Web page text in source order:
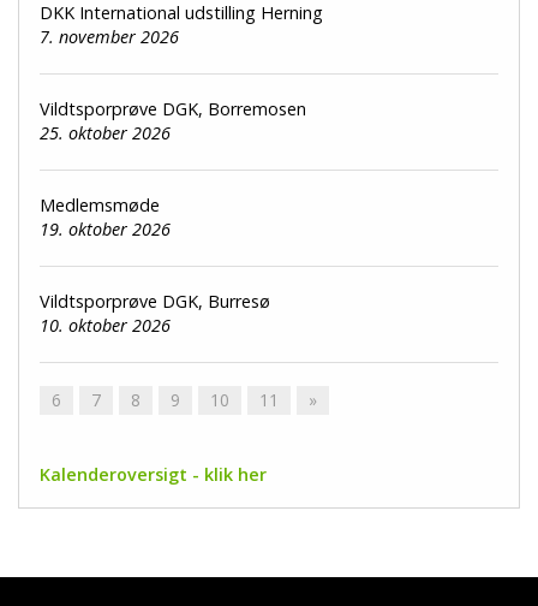
DKK International udstilling Herning
7. november 2026
Vildtsporprøve DGK, Borremosen
25. oktober 2026
Medlemsmøde
19. oktober 2026
Vildtsporprøve DGK, Burresø
10. oktober 2026
6 7 8 9 10 11 »
Kalenderoversigt - klik her